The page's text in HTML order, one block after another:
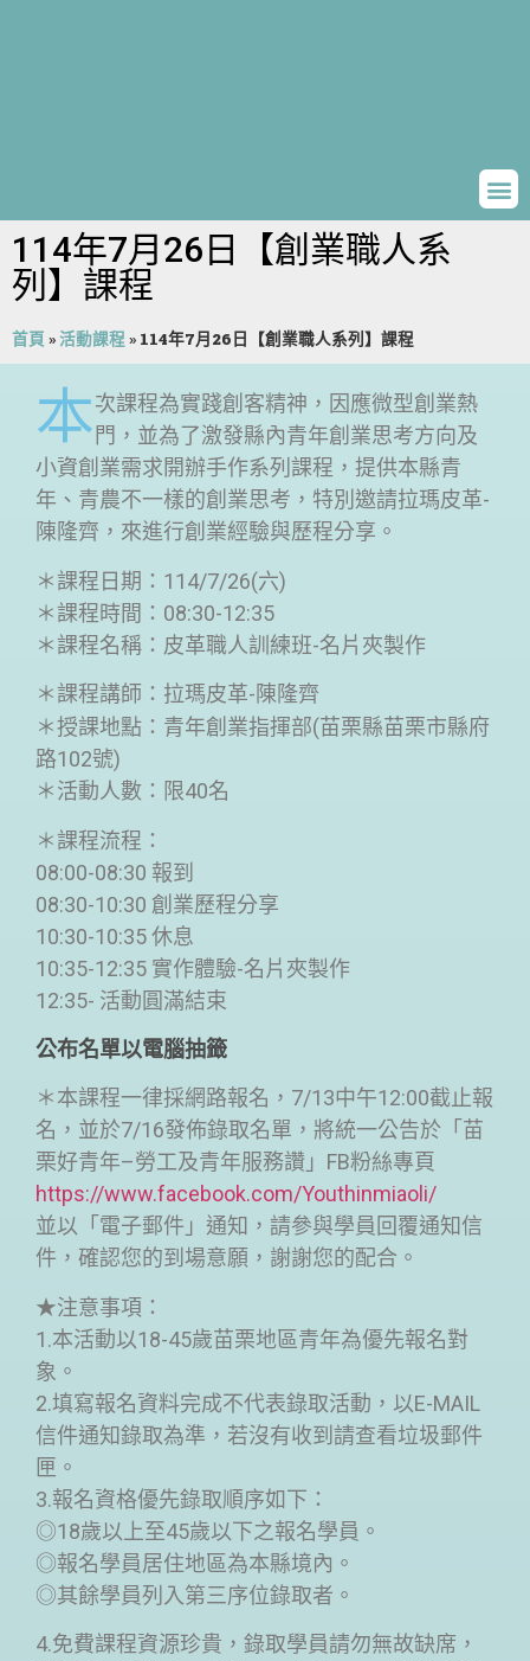
114年7月26日【創業職人系
列】課程
首頁 »活動課程 » 114年7月26日【創業職人系列】課程
本次課程為實踐創客精神，因應微型創業熱
門，並為了激發縣內青年創業思考方向及
小資創業需求開辦手作系列課程，提供本縣青
年、青農不一樣的創業思考，特別邀請拉瑪皮革-
陳隆齊，來進行創業經驗與歷程分享。
＊課程日期：114/7/26(六)
＊課程時間：08:30-12:35
＊課程名稱：皮革職人訓練班-名片夾製作
＊課程講師：拉瑪皮革-陳隆齊
＊授課地點：青年創業指揮部(苗栗縣苗栗市縣府
路102號)
＊活動人數：限40名
＊課程流程：
08:00-08:30 報到
08:30-10:30 創業歷程分享
10:30-10:35 休息
10:35-12:35 實作體驗-名片夾製作
12:35- 活動圓滿結束
公布名單以電腦抽籤
＊本課程一律採網路報名，7/13中午12:00截止報
名，並於7/16發佈錄取名單，將統一公告於「苗
栗好青年–勞工及青年服務讚」FB粉絲專頁
https://www.facebook.com/Youthinmiaoli/
並以「電子郵件」通知，請參與學員回覆通知信
件，確認您的到場意願，謝謝您的配合。
★注意事項：
1.本活動以18-45歲苗栗地區青年為優先報名對
象。
2.填寫報名資料完成不代表錄取活動，以E-MAIL
信件通知錄取為準，若沒有收到請查看垃圾郵件
匣。
3.報名資格優先錄取順序如下：
◎18歲以上至45歲以下之報名學員。
◎報名學員居住地區為本縣境內。
◎其餘學員列入第三序位錄取者。
4.免費課程資源珍貴，錄取學員請勿無故缺席，